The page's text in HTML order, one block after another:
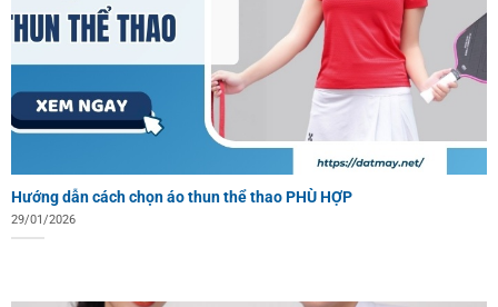
Hướng dẫn cách chọn áo thun thể thao PHÙ HỢP
29/01/2026